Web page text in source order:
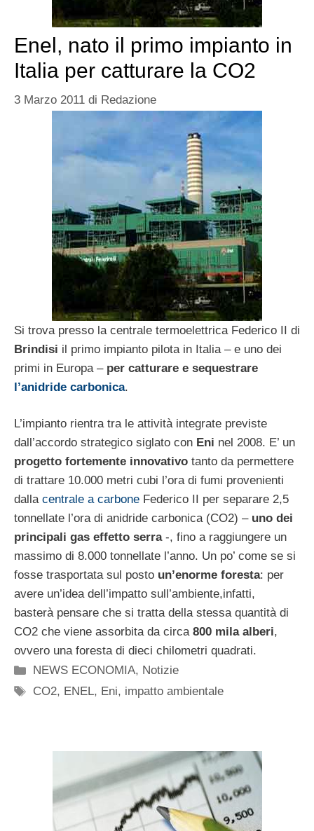
Enel, nato il primo impianto in
Italia per catturare la CO2
3 Marzo 2011 di Redazione
Si trova presso la centrale termoelettrica Federico II di
Brindisi il primo impianto pilota in Italia – e uno dei
primi in Europa – per catturare e sequestrare
l’anidride carbonica.
L’impianto rientra tra le attività integrate previste
dall’accordo strategico siglato con Eni nel 2008. E’ un
progetto fortemente innovativo tanto da permettere
di trattare 10.000 metri cubi l’ora di fumi provenienti
dalla centrale a carbone Federico II per separare 2,5
tonnellate l’ora di anidride carbonica (CO2) – uno dei
principali gas effetto serra -, fino a raggiungere un
massimo di 8.000 tonnellate l’anno. Un po’ come se si
fosse trasportata sul posto un’enorme foresta: per
avere un’idea dell’impatto sull’ambiente,infatti,
basterà pensare che si tratta della stessa quantità di
CO2 che viene assorbita da circa 800 mila alberi,
ovvero una foresta di dieci chilometri quadrati.
Categorie
NEWS ECONOMIA, Notizie
Tag
CO2, ENEL, Eni, impatto ambientale